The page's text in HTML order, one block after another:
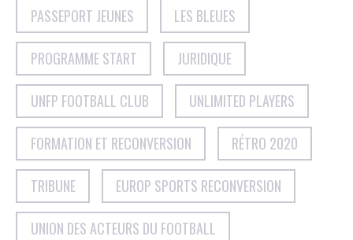
PASSEPORT JEUNES LES BLEUES
PROGRAMME START JURIDIQUE
UNFP FOOTBALL CLUB UNLIMITED PLAYERS
FORMATION ET RECONVERSION RÉTRO 2020
TRIBUNE EUROP SPORTS RECONVERSION
UNION DES ACTEURS DU FOOTBALL